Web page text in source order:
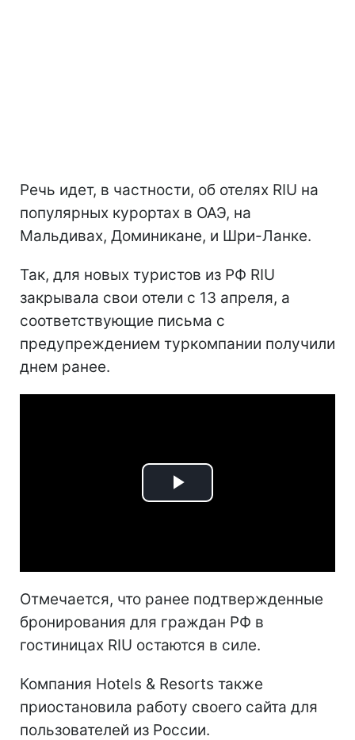
Речь идет, в частности, об отелях RIU на
популярных курортах в ОАЭ, на
Мальдивах, Доминикане, и Шри-Ланке.
Так, для новых туристов из РФ RIU
закрывала свои отели с 13 апреля, а
соответствующие письма с
предупреждением туркомпании получили
днем ранее.
Play
Отмечается, что ранее подтвержденные
бронирования для граждан РФ в
гостиницах RIU остаются в силе.
Компания Hotels & Resorts также
приостановила работу своего сайта для
пользователей из России.